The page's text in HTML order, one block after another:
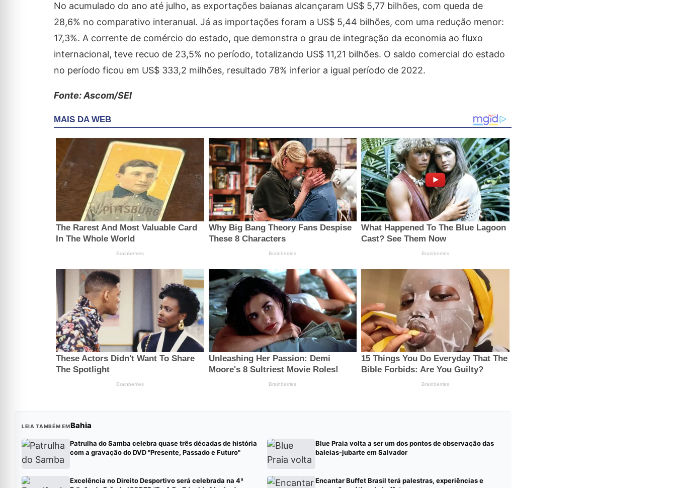
No acumulado do ano até julho, as exportações baianas alcançaram US$ 5,77 bilhões, com queda de
28,6% no comparativo interanual. Já as importações foram a US$ 5,44 bilhões, com uma redução menor:
17,3%. A corrente de comércio do estado, que demonstra o grau de integração da economia ao fluxo
internacional, teve recuo de 23,5% no período, totalizando US$ 11,21 bilhões. O saldo comercial do estado
no período ficou em US$ 333,2 milhões, resultado 78% inferior a igual período de 2022.
Fonte: Ascom/SEI
LEIA TAMBÉM EMBahia
Patrulha do Samba celebra quase três décadas de história
com a gravação do DVD "Presente, Passado e Futuro"
Blue Praia volta a ser um dos pontos de observação das
baleias-jubarte em Salvador
Excelência no Direito Desportivo será celebrada na 4ª
Encantar Buffet Brasil terá palestras, experiências e